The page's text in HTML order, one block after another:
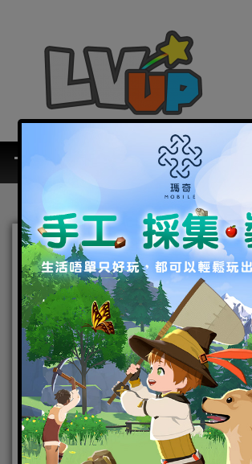
《燕雲十六聲》鵝
面佔領西門町！
將推出1.2版本更新
多驚喜
2025-12-31 |Android,IOS,PC,家用遊戲,手